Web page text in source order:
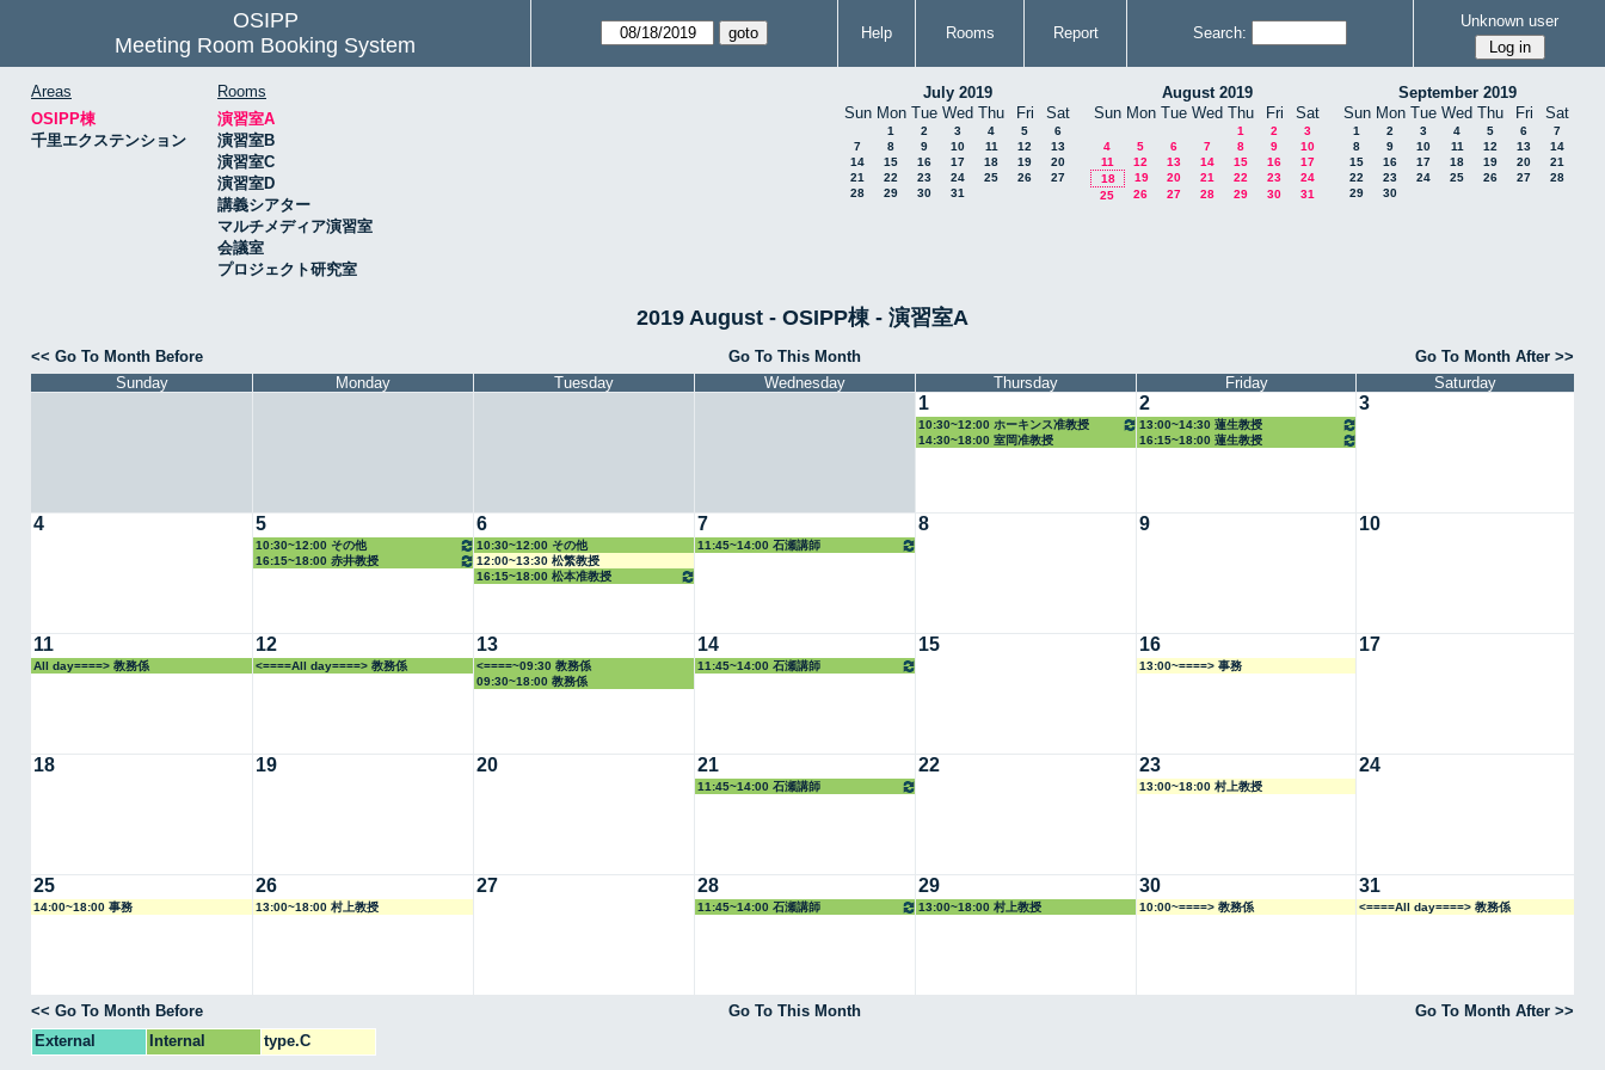
OSIPP
Meeting Room Booking System
Help Rooms Report Search:
Unknown user
Areas
OSIPP棟
千里エクステンション
Rooms
演習室A
演習室B
演習室C
演習室D
講義シアター
マルチメディア演習室
会議室
プロジェクト研究室
July 2019
Sun Mon Tue Wed Thu Fri Sat
1 2 3 4 5
6
7
8 9 10 11 12
13
14
15 16 17 18 19
20
21
22 23 24 25 26
27
28
29 30 31
August 2019
Sun Mon Tue Wed Thu Fri Sat
1 2
3
4
5 6 7 8 9
10
11
12 13 14 15 16
17
18
19 20 21 22 23
24
25
26 27 28 29 30 31
September 2019
Sun Mon Tue Wed Thu Fri Sat
1 2 3 4 5 6
7
8
9 10 11 12 13
14
15
16 17 18 19 20
21
22
23 24 25 26 27
28
29
30
2019 August - OSIPP棟 - 演習室A
<< Go To Month Before Go To This Month
Go To Month After >>
Sunday
Monday Tuesday Wednesday Thursday Friday Saturday
1
10:30~12:00 ホーキンス准教授
14:30~18:00 室岡准教授
2
13:00~14:30 蓮生教授
16:15~18:00 蓮生教授
3
4 5
10:30~12:00 その他
16:15~18:00 赤井教授
6
10:30~12:00 その他
12:00~13:30 松繁教授
16:15~18:00 松本准教授
7
11:45~14:00 石瀬講師
8 9 10
11
All day====> 教務係
12
<====All day====> 教務係
13
<====~09:30 教務係
09:30~18:00 教務係
14
11:45~14:00 石瀬講師
15 16
13:00~====> 事務
17
18 19 20 21
11:45~14:00 石瀬講師
22 23
13:00~18:00 村上教授
24
25
14:00~18:00 事務
26
13:00~18:00 村上教授
27 28
11:45~14:00 石瀬講師
29
13:00~18:00 村上教授
30
10:00~====> 教務係
31
<====All day====> 教務係
<< Go To Month Before Go To This Month
Go To Month After >>
External
Internal type.C